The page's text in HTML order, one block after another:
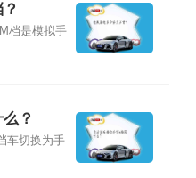
档是模拟手
？
车切换为手